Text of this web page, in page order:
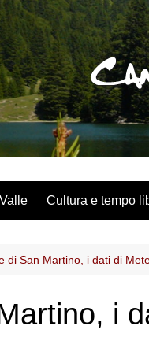
Cultura e tempo
di San Martino, i dati di
i